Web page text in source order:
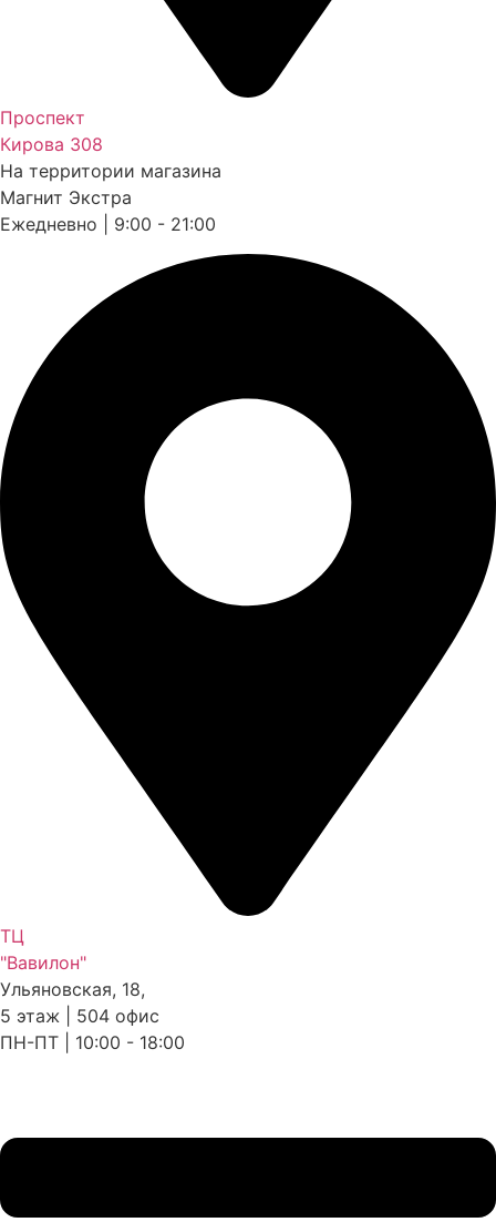
Проспект
Кирова 308
На территории магазина
Магнит Экстра
Ежедневно | 9:00 - 21:00
ТЦ
"Вавилон"
Ульяновская, 18,
5 этаж | 504 офис
ПН-ПТ | 10:00 - 18:00